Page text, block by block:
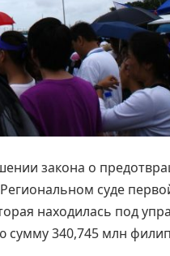
закона о
суде
находилась под
сумму 340,745 млн